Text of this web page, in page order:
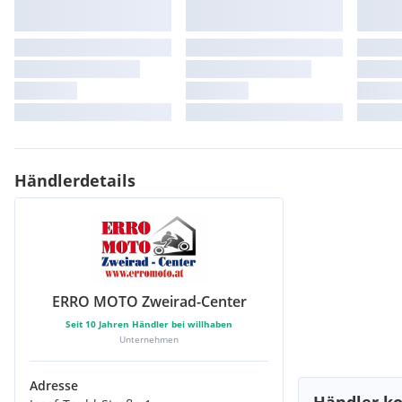
Händlerdetails
ERRO MOTO Zweirad-Center
Seit 10 Jahren Händler bei willhaben
Unternehmen
Adresse